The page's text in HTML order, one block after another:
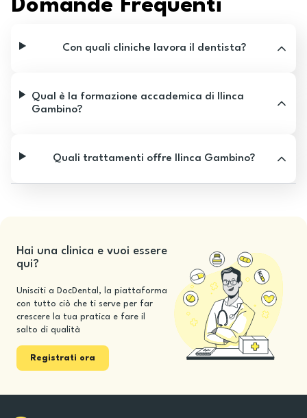
Domande Frequenti
Con quali cliniche lavora il dentista?
Qual è la formazione accademica di Ilinca
Gambino?
Quali trattamenti offre Ilinca Gambino?
Hai una clinica e vuoi essere
qui?
Unisciti a DocDental, la piattaforma
con tutto ciò che ti serve per far
crescere la tua pratica e fare il
salto di qualità
Registrati ora